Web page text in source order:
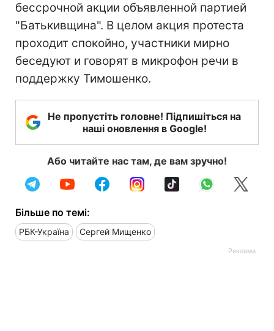
бессрочной акции объявленной партией
"Батькивщина". В целом акция протеста
проходит спокойно, участники мирно
беседуют и говорят в микрофон речи в
поддержку Тимошенко.
Не пропустіть головне! Підпишіться на
наші оновлення в Google!
Або читайте нас там, де вам зручно!
Більше по темі:
РБК-Україна Сергей Мищенко